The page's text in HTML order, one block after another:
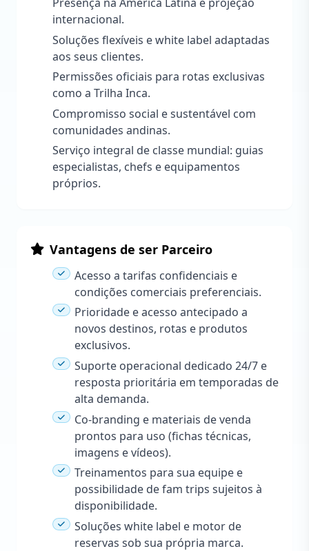
internacional.
Soluções flexíveis e white label adaptadas
aos seus clientes.
Permissões oficiais para rotas exclusivas
como a Trilha Inca.
Compromisso social e sustentável com
comunidades andinas.
Serviço integral de classe mundial: guias
especialistas, chefs e equipamentos
próprios.
Vantagens de ser Parceiro
Acesso a tarifas confidenciais e
condições comerciais preferenciais.
Prioridade e acesso antecipado a
novos destinos, rotas e produtos
exclusivos.
Suporte operacional dedicado 24/7 e
resposta prioritária em temporadas de
alta demanda.
Co-branding e materiais de venda
prontos para uso (fichas técnicas,
imagens e vídeos).
Treinamentos para sua equipe e
possibilidade de fam trips sujeitos à
disponibilidade.
Soluções white label e motor de
reservas sob sua própria marca.